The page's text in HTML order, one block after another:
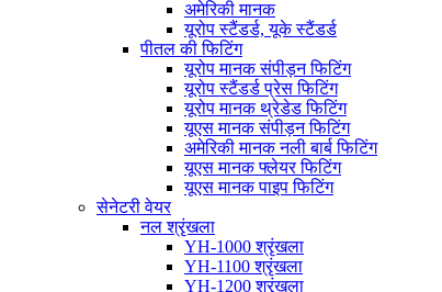
अमेरिकी मानक
यूरोप स्टैंडर्ड, यूके स्टैंडर्ड
पीतल की फिटिंग
यूरोप मानक संपीड़न फिटिंग
यूरोप स्टैंडर्ड प्रेस फिटिंग
यूरोप मानक थ्रेडेड फिटिंग
यूएस मानक संपीड़न फिटिंग
अमेरिकी मानक नली बार्ब फिटिंग
यूएस मानक फ्लेयर फिटिंग
यूएस मानक पाइप फिटिंग
सेनेटरी वेयर
नल श्रृंखला
YH-1000 श्रृंखला
YH-1100 श्रृंखला
YH-1200 श्रृंखला